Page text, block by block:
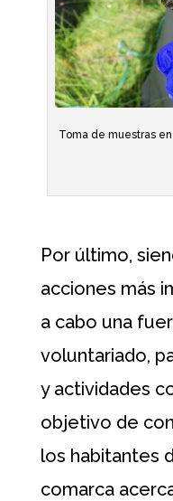
Toma de muestras
Por último,
acciones más
a cabo una
voluntariado,
y actividades
objetivo de
los habitantes
comarca